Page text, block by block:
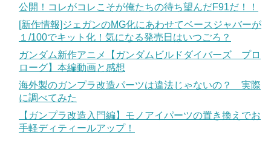
公開！コレがコレこそが俺たちの待ち望んだF91だ！！
[新作情報]ジェガンのMG化にあわせてベースジャバーが
１/100でキット化！気になる発売日はいつごろ？
ガンダム新作アニメ【ガンダムビルドダイバーズ プロ
ローグ】本編動画と感想
海外製のガンプラ改造パーツは違法じゃないの？ 実際
に調べてみた
【ガンプラ改造入門編】モノアイパーツの置き換えでお
手軽ディティールアップ！